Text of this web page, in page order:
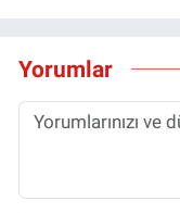
Yorumlar